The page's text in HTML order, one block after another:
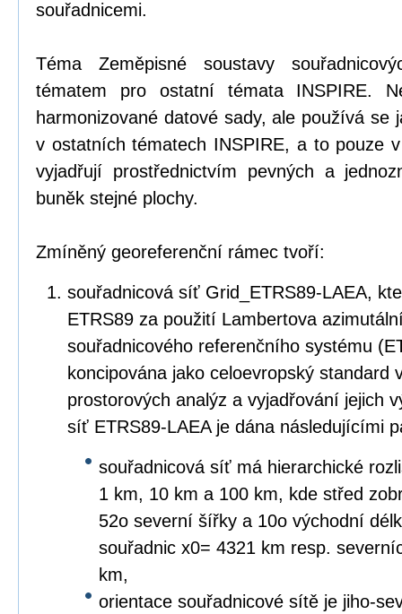
souřadnicemi.
Téma Zeměpisné soustavy
tématem pro ostatní témata INSPIRE.
harmonizované datové sady, ale používá se
v ostatních tématech INSPIRE, a to pouze
vyjadřují prostřednictvím pevných a
buněk stejné plochy.
Zmíněný georeferenční rámec tvoří:
souřadnicová síť Grid_ETRS89-LAEA,
ETRS89 za použití Lambertova
souřadnicového referenčního systému
koncipována jako celoevropský standard
prostorových analýz a vyjadřování jejich
síť ETRS89-LAEA je dána následujícími
souřadnicová síť má hierarchické
1 km, 10 km a 100 km, kde střed
52o severní šířky a 10o východní
souřadnic x0= 4321 km resp.
km,
orientace souřadnicové sítě je jiho-